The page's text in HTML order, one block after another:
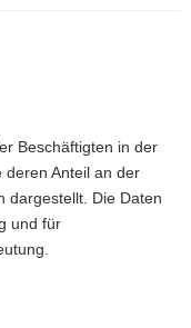
Beschäftigten in der
deren Anteil an der
dargestellt. Die Daten
und für